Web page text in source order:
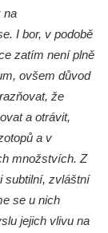
na
I bor, v podobě
zatím není plně
ovšem důvod
že
a otrávit,
a v
množstvích. Z
subtilní, zvláštní
se u nich
jejich vlivu na